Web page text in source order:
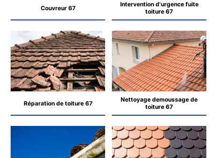
Couvreur 67
Intervention d'urgence fuite
toiture 67
Réparation de toiture 67
Nettoyage demoussage de
toiture 67